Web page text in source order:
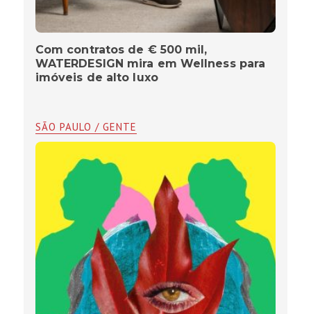
Com contratos de € 500 mil,
WATERDESIGN mira em Wellness para
imóveis de alto luxo
SÃO PAULO / GENTE